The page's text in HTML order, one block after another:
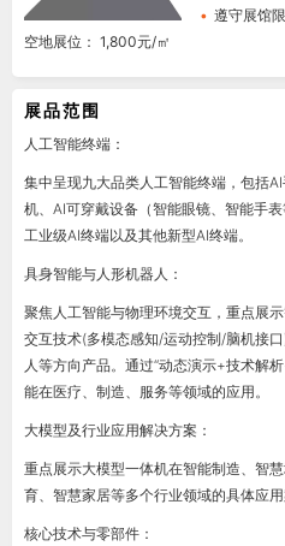
• 遵守展馆
空地展位： 1,800元/㎡
展品范围
人工智能终端：
集中呈现九大品类人工智能终端，包括
机、AI可穿戴设备（智能眼镜、智能手
工业级AI终端以及其他新型AI终端。
具身智能与人形机器人：
聚焦人工智能与物理环境交互，重点展
交互技术(多模态感知/运动控制/脑机接
人等方向产品。通过“动态演示+技术解
能在医疗、制造、服务等领域的应用。
大模型及行业应用解决方案：
重点展示大模型一体机在智能制造、智
育、智慧家居等多个行业领域的具体应用
核心技术与零部件：